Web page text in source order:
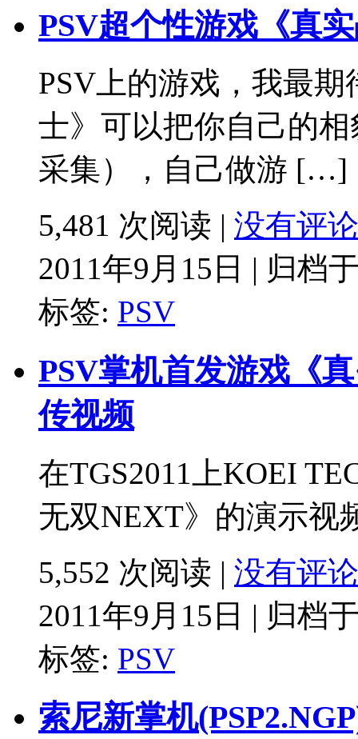
PSV超个性游戏《真
PSV上的游戏，我最
士》可以把你自己的
采集），自己做游 […]
5,481 次阅读 | 没有评论
2011年9月15日 | 归档
标签: PSV
PSV掌机首发游戏《
传视频
在TGS2011上KOEI
无双NEXT》的演示
5,552 次阅读 | 没有评论
2011年9月15日 | 归档
标签: PSV
索尼新掌机